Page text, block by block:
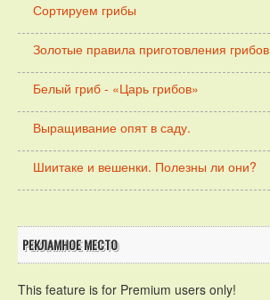
Сортируем грибы
Золотые правила приготовления грибов
Белый гриб - «Царь грибов»
Выращивание опят в саду.
Шиитаке и вешенки. Полезны ли они?
РЕКЛАМНОЕ МЕСТО
This feature is for Premium users only!